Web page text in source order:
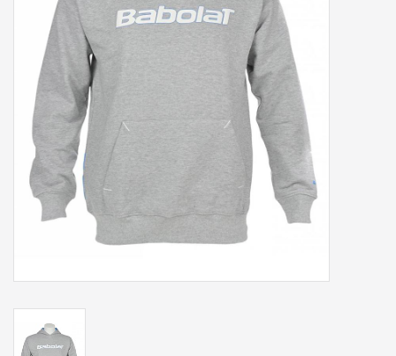
Snaren
Accessoires
Sponsoring
Padel